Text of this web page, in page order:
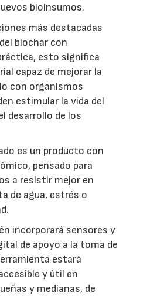
bioinsumos.
más destacadas
biochar con
esto significa
capaz de mejorar la
con organismos
estimular la vida del
desarrollo de los
es un producto con
pensado para
a resistir mejor en
de agua, estrés o
incorporará sensores y
de apoyo a la toma de
estará
y útil en
y medianas, de